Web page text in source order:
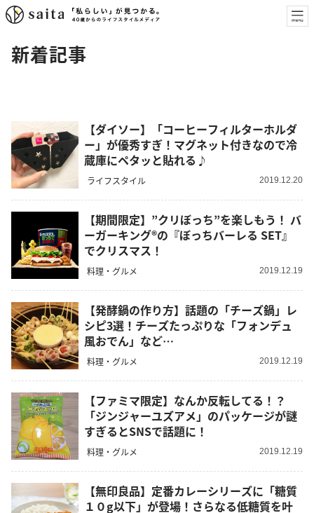
新着記事
【ダイソー】「コーヒーフィルターホルダ
ー」が優秀すぎ！マグネット付きなので冷
蔵庫にペタッと貼れる♪
ライフスタイル 2019.12.20
【期間限定】”クリぼっち”を楽しもう！ バ
ーガーキング®の『ぼっちバーレる SET』
でクリスマス！
料理・グルメ 2019.12.19
【発酵鍋の作り方】話題の「チーズ鍋」レ
シピ3選！チーズたっぷりな「フォンデュ
風おでん」など…
料理・グルメ 2019.12.19
【ファミマ限定】なんか反転してる！？
「ジンジャーユズアメ」のパッケージが謎
すぎるとSNSで話題に！
料理・グルメ 2019.12.19
【無印良品】定番カレーシリーズに「糖質
１０g以下」が登場！さらなる低糖質を叶